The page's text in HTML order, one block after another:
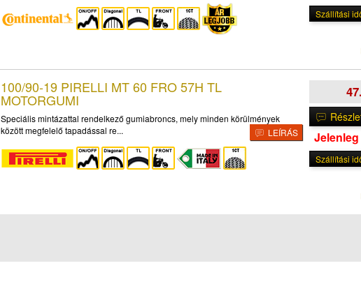
Szállítási
100/90-19 PIRELLI MT 60 FRO 57H TL
MOTORGUMI
Speciális mintázattal rendelkező gumiabroncs, mely minden körülmények
között megfelelő tapadással re...
LEÍRÁS
Szállítási